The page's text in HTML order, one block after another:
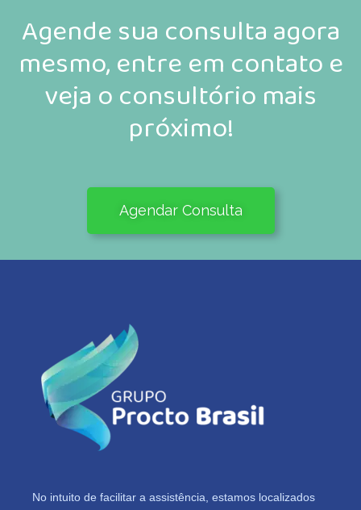
Agende sua consulta agora
mesmo, entre em contato e
veja o consultório mais
próximo!
Agendar Consulta
No intuito de facilitar a assistência, estamos localizados